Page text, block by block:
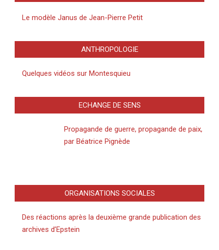
Le modèle Janus de Jean-Pierre Petit
ANTHROPOLOGIE
Quelques vidéos sur Montesquieu
ECHANGE DE SENS
Propagande de guerre, propagande de paix,
par Béatrice Pignède
ORGANISATIONS SOCIALES
Des réactions après la deuxième grande publication des
archives d’Epstein